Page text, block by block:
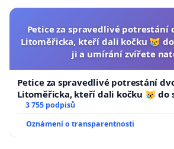
Petice za spravedlivé potrestání
Litoměřicka, kteří dali kočku 😿
ji a umírání zvířete
Petice za spravedlivé potrestání
Litoměřicka, kteří dali kočku 😿 do
a umírání zvířete natočili.
3 755 podpisů
Oznámení o transparentnosti